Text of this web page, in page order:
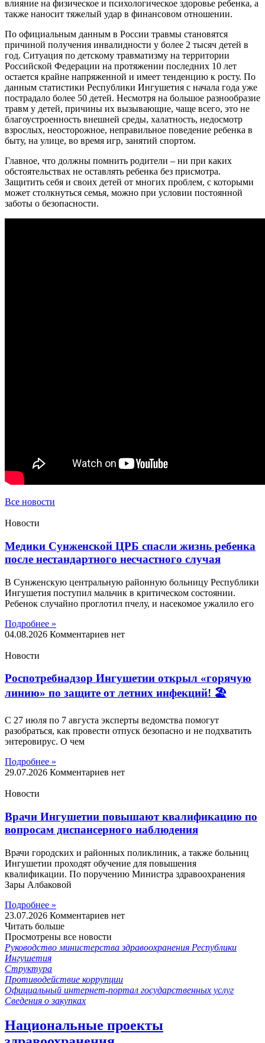
влияние на физическое и психологическое здоровье ребенка, а
также наносит тяжелый удар в финансовом отношении.
По официальным данным в России травмы становятся
причиной получения инвалидности у более 2 тысяч детей в
год. Ситуация по детскому травматизму на территории
Российской Федерации на протяжении последних 10 лет
остается крайне напряженной и имеет тенденцию к росту. По
данным статистики Республики Ингушетия с начала года уже
пострадало более 50 детей. Несмотря на большое разнообразие
травм у детей, причины их вызывающие, чаще всего, это не
благоустроенность внешней среды, халатность, недосмотр
взрослых, неосторожное, неправильное поведение ребенка в
быту, на улице, во время игр, занятий спортом.
Главное, что должны помнить родители – ни при каких
обстоятельствах не оставлять ребенка без присмотра.
Защитить себя и своих детей от многих проблем, с которыми
может столкнуться семья, можно при условии постоянной
заботы о безопасности.
Все новости
Новости
Медики Сунженской ЦРБ спасли жизнь ребенка
после нестандартного несчастного случая
В Сунженскую центральную районную больницу Республики
Ингушетия поступил мальчик в критическом состоянии.
Ребенок случайно проглотил пчелу, и насекомое ужалило его
Подробнее »
04.08.2026 Комментариев нет
Новости
Роспотребнадзор Ингушетии открыл «горячую
линию» по защите от летних инфекций! 🏖
С 27 июля по 7 августа эксперты ведомства помогут
разобраться, как провести отпуск безопасно и не подхватить
энтеровирус. О чем
Подробнее »
29.07.2026 Комментариев нет
Новости
Врачи Ингушетии повышают квалификацию по
вопросам диспансерного наблюдения
Врачи городских и районных поликлиник, а также больниц
Ингушетии проходят обучение для повышения
квалификации. По поручению Министра здравоохранения
Зары Албаковой
Подробнее »
23.07.2026 Комментариев нет
Читать больше
Просмотрены все новости
Руководство министерства здравоохранения Республики
Ингушетия
Структура
Противодействие коррупции
Официальный интернет-портал государственных услуг
Сведения о закупках
Национальные проекты